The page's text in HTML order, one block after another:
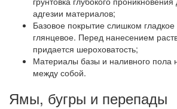
адгезии материалов;
Базовое покрытие слишком
глянцевое. Перед нанесением
придается шероховатость;
Материалы базы и наливного пола
между собой.
Ямы, бугры и перепады